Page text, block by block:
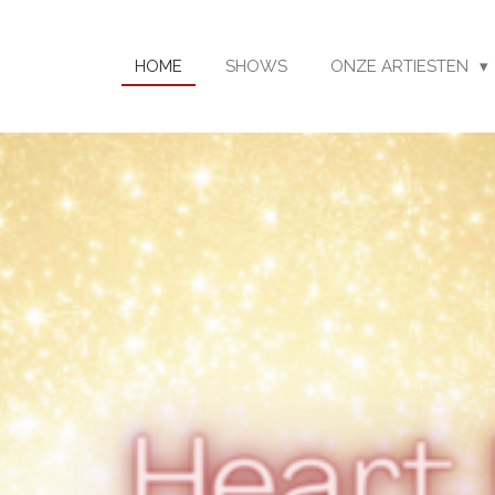
HOME SHOWS ONZE ARTIESTEN